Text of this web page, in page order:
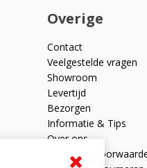
Overige
Contact
Veelgestelde vragen
Showroom
Levertijd
Bezorgen
Informatie & Tips
Over ons
Algemene